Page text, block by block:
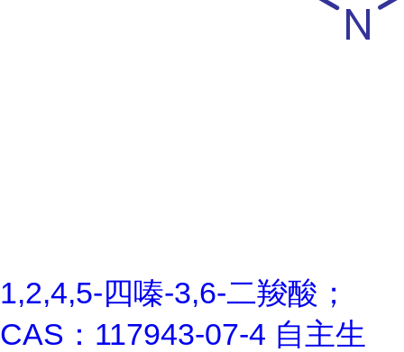
1,2,4,5-四嗪-3,6-二羧酸；
CAS：117943-07-4 自主生